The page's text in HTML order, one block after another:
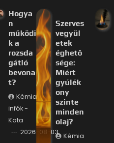
Hogya
n
működi
k a
rozsda
gátló
bevona
t?
Kémia
infók -
Kata
2026-08-03
Szerves
vegyül
etek
éghető
sége:
Miért
gyúlék
ony
szinte
minden
olaj?
Kémia